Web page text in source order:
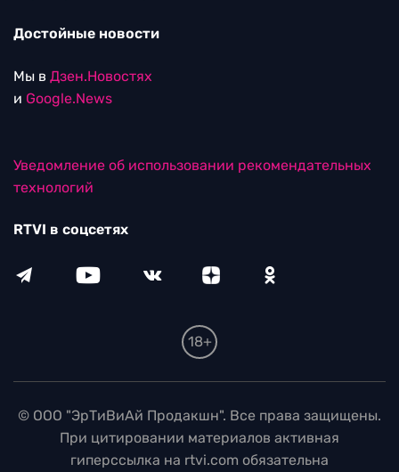
Достойные новости
Мы в Дзен.Новостях
и Google.News
Уведомление об использовании рекомендательных
технологий
RTVI в соцсетях
18+
© ООО "ЭрТиВиАй Продакшн". Все права защищены.
При цитировании материалов активная
гиперссылка на rtvi.com обязательна